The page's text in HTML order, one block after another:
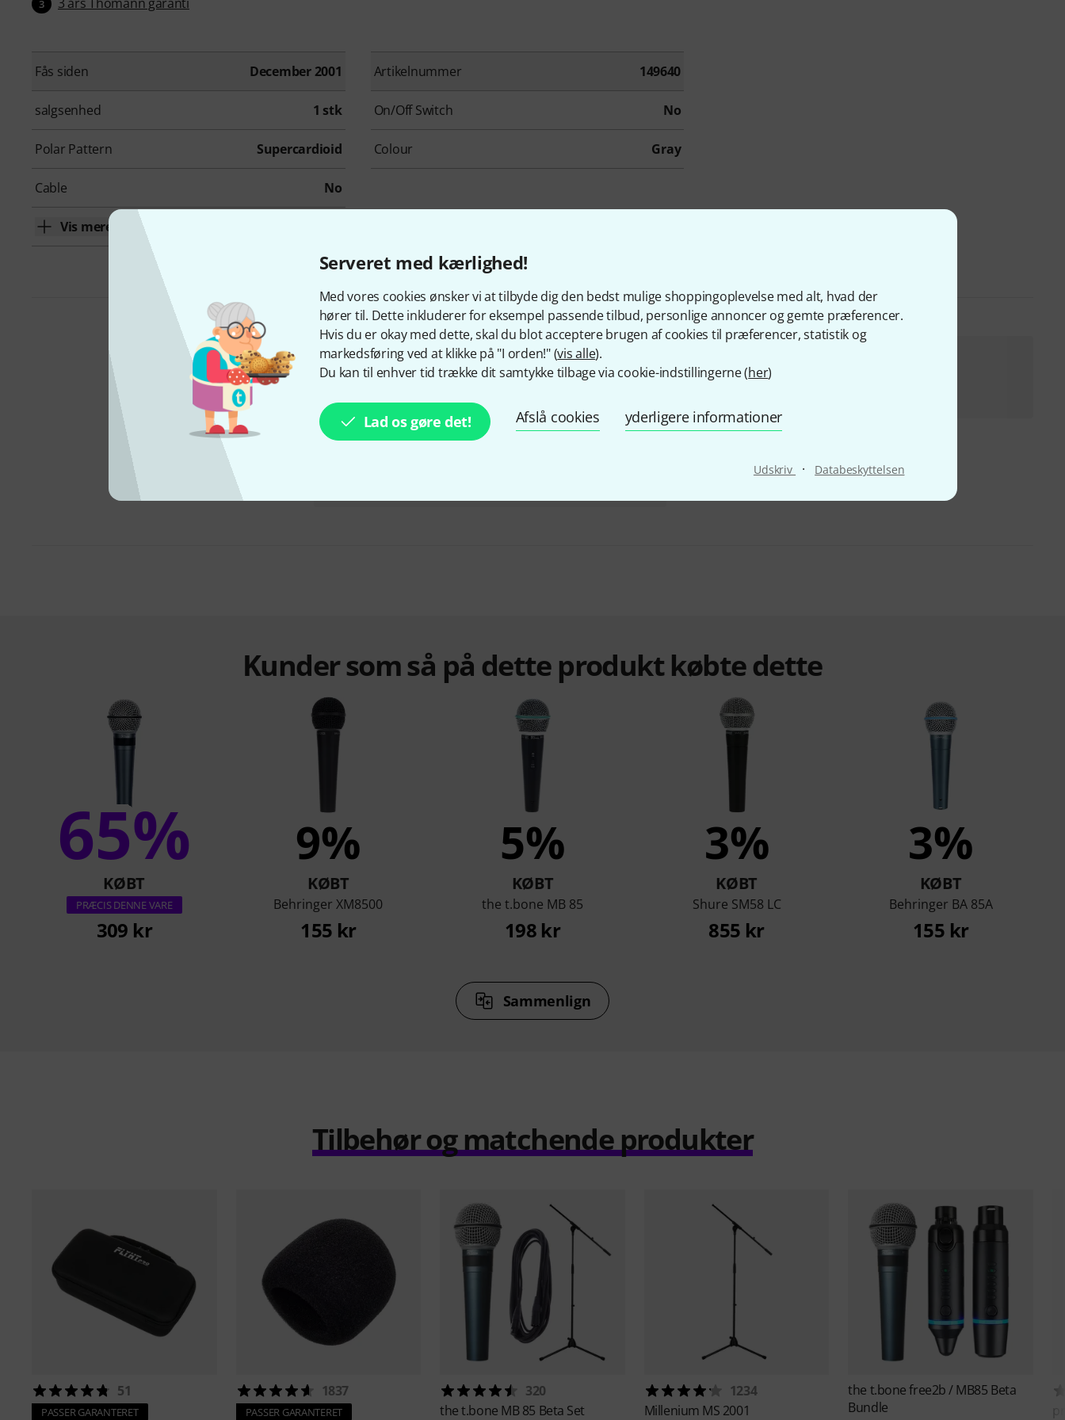
Serveret med kærlighed!
Med vores cookies ønsker vi at tilbyde dig den bedst mulige shoppingoplevelse med alt, hvad der
hører til. Dette inkluderer for eksempel passende tilbud, personlige annoncer og gemte præferencer.
Hvis du er okay med dette, skal du blot acceptere brugen af cookies til præferencer, statistik og
markedsføring ved at klikke på "I orden!" (vis alle).
Du kan til enhver tid trække dit samtykke tilbage via cookie-indstillingerne (her)
Lad os gøre det! Afslå cookies yderligere informationer
Udskriv · Databeskyttelsen
3
Fås siden December 2001 Artikelnummer 149640
salgsenhed 1 stk On/Off Switch No
Polar Pattern Supercardioid Colour Gray
Cable No
Vis mere
Pakker &
tilbud
the t.bone MB85 Beta B-Stock
Hhv. med lette brugsspor
279 kr 599 kr
Kunder som så på dette produkt købte dette
65%
KØBT
PRÆCIS DENNE VARE
309 kr
9%
KØBT
Behringer XM8500
155 kr
5%
KØBT
the t.bone MB 85
198 kr
3%
KØBT
Shure SM58 LC
855 kr
3%
KØBT
Behringer BA 85A
155 kr
Sammenlign
Tilbehør og matchende produkter
51
PASSER GARANTERET
1837
PASSER GARANTERET
320
the t.bone MB 85 Beta Set
1234
Millenium MS 2001
the t.bonefree2b / MB85 Beta
Bundle